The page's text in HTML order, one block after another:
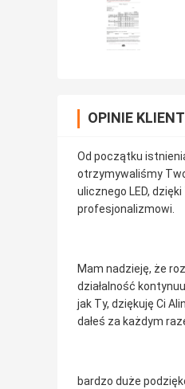
OPINIE
Od początku
otrzymywaliśmy
ulicznego LED,
profesjonalizmowi.
Mam nadzieję, że
działalność
jak Ty, dziękuję Ci
dałeś za każdym
bardzo duże